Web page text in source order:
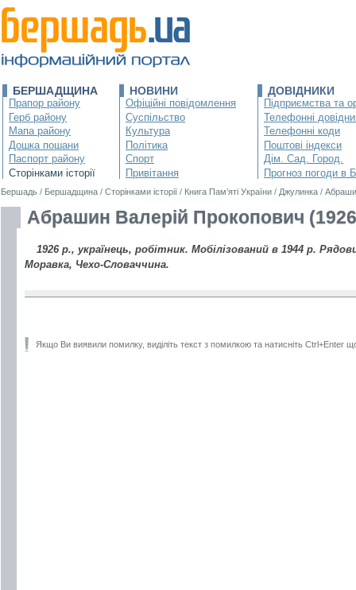
БЕРШАДЩИНА
Прапор району
Герб району
Мапа району
Дошка пошани
Паспорт району
Сторінками історії
НОВИНИ
Офіційні повідомлення
Суспільство
Культура
Політика
Спорт
Привітання
ДОВІДНИКИ
Підприємства та
Телефонні
Телефонні коди
Поштові індекси
Дім. Сад. Город.
Прогноз погоди в
Бершадь / Бершадщина / Сторінками історії / Книга Пам’яті України / Джулинка /
Абрашин Валерій Прокопович
1926 р., українець, робітник. Мобілізований в 1944 р.
Моравка, Чехо-Словаччина.
Якщо Ви виявили помилку, виділіть текст з помилкою та натисніть Ctrl+Enter